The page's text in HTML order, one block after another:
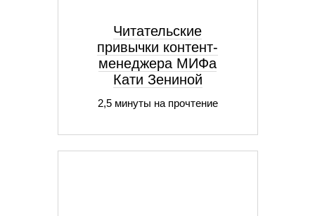
Читательские
привычки контент-
менеджера МИФа
Кати Зениной
2,5 минуты на прочтение